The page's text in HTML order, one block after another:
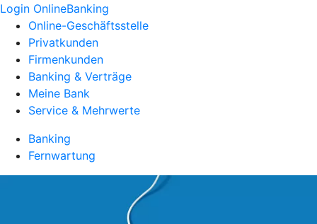
Login OnlineBanking
Online-Geschäftsstelle
Privatkunden
Firmenkunden
Banking & Verträge
Meine Bank
Service & Mehrwerte
Banking
Fernwartung